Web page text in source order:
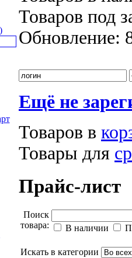
Товаров под
Обновление:
Ещё не
Товаров в
Товары для
Прайс-лист
Поиск
товара:
В наличии
Искать в категории